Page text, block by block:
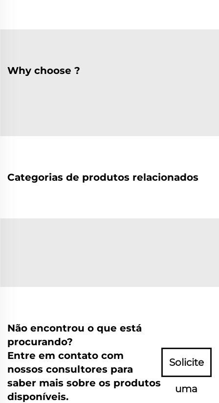
Why choose ?
Categorias de produtos relacionados
Não encontrou o que está
procurando?
Entre em contato com
nossos consultores para
saber mais sobre os produtos
disponíveis.
Solicite
uma